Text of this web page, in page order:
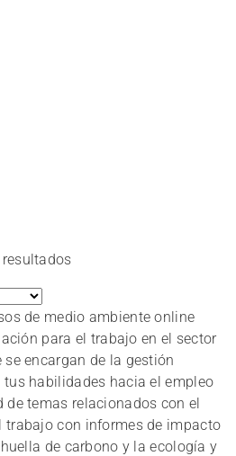
Ordenado
de medio ambiente online
para el trabajo en el sector
encargan de la gestión
habilidades hacia el empleo
temas relacionados con el
trabajo con informes de impacto
de carbono y la ecología y